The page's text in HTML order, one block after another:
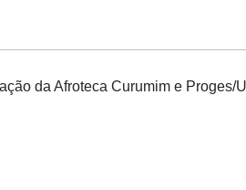
da Afroteca Curumim e